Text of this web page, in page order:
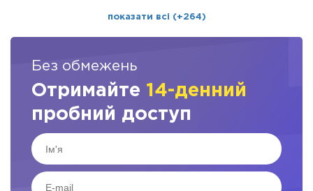
показати всі (+264)
Без обмежень
Отримайте 14-денний
пробний доступ